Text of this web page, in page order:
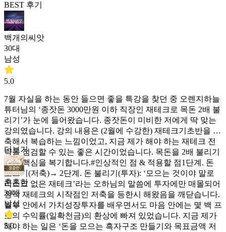
BEST 후기
백개의씨앗
30대
남성
5.0
7월 자실을 하는 동안 들으면 좋을 특강을 찾던 중 오렌지하늘
튜터님의 ‘종잣돈 3000만원 이하 직장인 재테크로 목돈 2배 불
리기’가 눈에 들어왔습니다. 종잣돈이 미비한 저에게 딱 맞는
강의였습니다. 강의 내용은 (2월에 수강한) 재테크기초반을 압
축해서 복습하는 느낌이었고, 지금 제가 해야 하는 재테크 전
략을 점검할 수 있는 좋은 시간이었습니다. 목돈을 2배 불리기
위한 핵심을 복기합니다.#인상적인 점 & 적용할 점1단계. 돈
모으기(저축)→ 2단계. 돈 불리기(투자): ‘모으는 것이야 말로
리스크 없은 재테크’라는 오하님의 말씀에 투자에만 매몰되어
정작 재테크의 시작점인 저축을 등한시 해왔음을 깨닫습니다.
월부 안에서 가치성장투자를 배우면서도 마음 안에는 몇 백 프
로의 수익률(일확천금)의 환상에 빠져 있었습니다. 지금 제가
해야 하는 일은 ‘돈을 모으는 흑자구조 만들기와 목표금액 저
더보기
훈훈한
30대
남성
5.0